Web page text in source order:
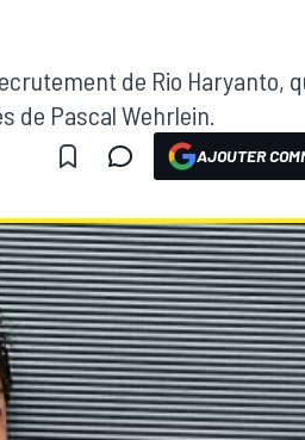
de Rio Haryanto,
de Pascal Wehrlein.
AJOUTER